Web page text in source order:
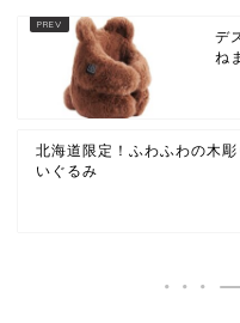
デ
ね
北海道限定！ふわふわの木彫
いぐるみ